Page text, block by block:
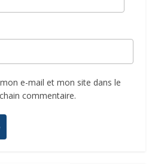
e-mail et mon site dans le
commentaire.